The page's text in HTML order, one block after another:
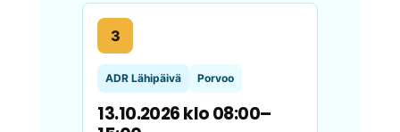
3
ADR Lähipäivä Porvoo
13.10.2026 klo 08:00–